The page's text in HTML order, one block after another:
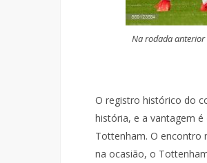
Na rodada anterior
O registro histórico do
história, e a vantagem
Tottenham. O encontro
na ocasião, o